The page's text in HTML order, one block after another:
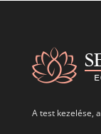
A test kezelése,